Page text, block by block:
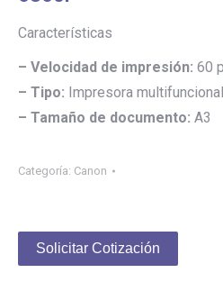
Características
– Velocidad de impresión: 60
– Tipo: Impresora
– Tamaño de documento: A3
Categoría: Canon
Solicitar Cotización